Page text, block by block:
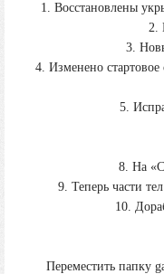
1. Восстановлены
2.
3.
4. Изменено
5.
8. На
9. Теперь части
10.
Переместить папку